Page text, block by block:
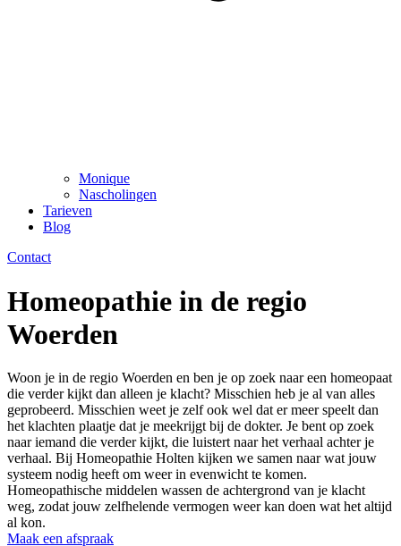
Monique
Nascholingen
Tarieven
Blog
Contact
Homeopathie in de regio
Woerden
Woon je in de regio Woerden en ben je op zoek naar een homeopaat
die verder kijkt dan alleen je klacht? Misschien heb je al van alles
geprobeerd. Misschien weet je zelf ook wel dat er meer speelt dan
het klachten plaatje dat je meekrijgt bij de dokter. Je bent op zoek
naar iemand die verder kijkt, die luistert naar het verhaal achter je
verhaal. Bij Homeopathie Holten kijken we samen naar wat jouw
systeem nodig heeft om weer in evenwicht te komen.
Homeopathische middelen wassen de achtergrond van je klacht
weg, zodat jouw zelfhelende vermogen weer kan doen wat het altijd
al kon.
Maak een afspraak